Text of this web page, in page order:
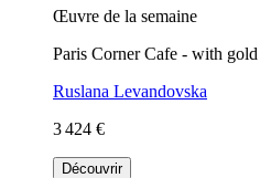
Œuvre de la semaine
Paris Corner Cafe - with
Ruslana Levandovska
3 424 €
Découvrir